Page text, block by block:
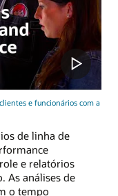
e funcionários com a
de linha de
e relatórios
As análises de
o tempo